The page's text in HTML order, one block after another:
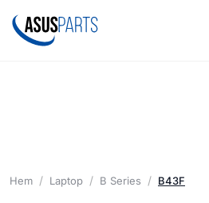
Hem Laptop B Series B43F